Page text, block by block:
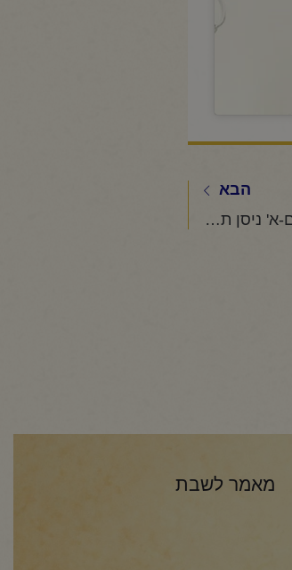
הבא
החיד"א -תניא יומי ובגובה העיניים-א' ניסן תשפ"ה
מאמר לשבת